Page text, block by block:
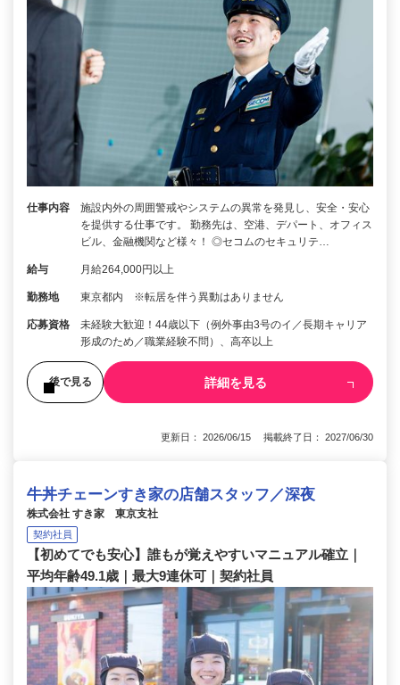
仕事内容
施設内外の周囲警戒やシステムの異常を発見し、安全・安心
を提供する仕事です。 勤務先は、空港、デパート、オフィス
ビル、金融機関など様々！ ◎セコムのセキュリテ…
給与 月給264,000円以上
勤務地 東京都内 ※転居を伴う異動はありません
応募資格
未経験大歓迎！44歳以下（例外事由3号のイ／長期キャリア
形成のため／職業経験不問）、高卒以上
後で見る 詳細を見る
更新日： 2026/06/15 掲載終了日： 2027/06/30
牛丼チェーンすき家の店舗スタッフ／深夜
株式会社 すき家 東京支社
契約社員
【初めてでも安心】誰もが覚えやすいマニュアル確立｜
平均年齢49.1歳｜最大9連休可｜契約社員